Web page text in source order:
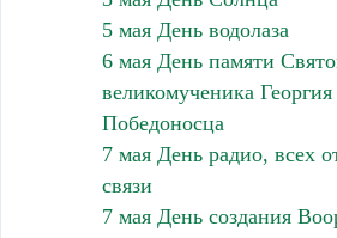
5 мая День водолаза
6 мая День памяти
великомученика Георгия
Победоносца
7 мая День радио, всех
связи
7 мая День создания